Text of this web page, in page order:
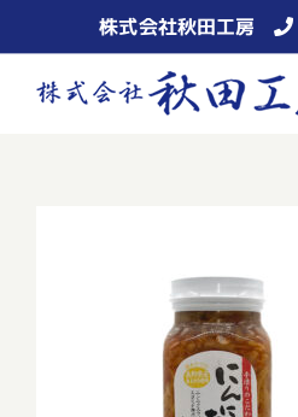
to
content
株式会社秋田工房